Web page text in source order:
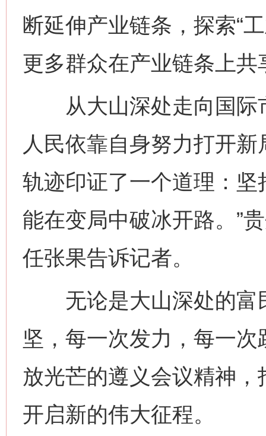
断延伸产业链条，探索“
更多群众在产业链条上共
从大山深处走向国际
人民依靠自身努力打开
轨迹印证了一个道理：
能在变局中破冰开路。”
任张果告诉记者。
无论是大山深处的富
坚，每一次发力，每一
放光芒的遵义会议精神
开启新的伟大征程。